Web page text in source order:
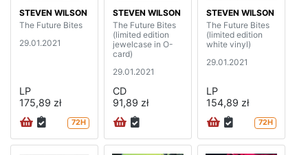
STEVEN WILSON
The Future Bites
29.01.2021
LP
175,89 zł
72H
STEVEN WILSON
The Future Bites
(limited edition
jewelcase in O-
card)
29.01.2021
CD
91,89 zł
STEVEN WILSON
The Future Bites
(limited edition
white vinyl)
29.01.2021
LP
154,89 zł
72H